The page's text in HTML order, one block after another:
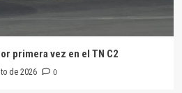
primera vez en el TN C2
de 2026 0